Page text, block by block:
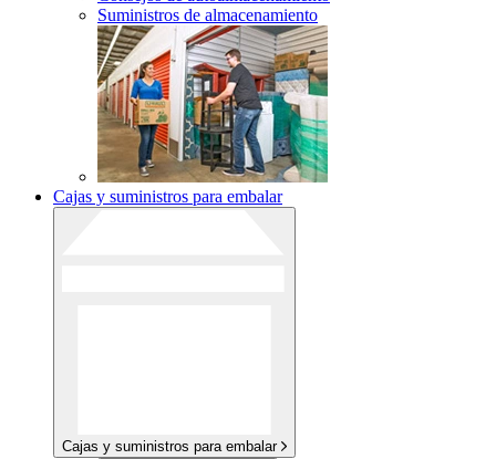
Suministros de almacenamiento
Cajas y suministros para embalar
Cajas y suministros para embalar